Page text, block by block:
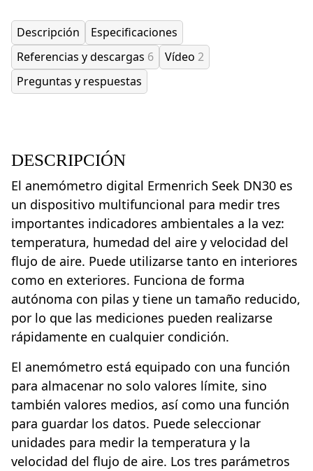
Descripción
Especificaciones
Referencias y descargas 6 Vídeo 2
Preguntas y respuestas
DESCRIPCIÓN
El anemómetro digital Ermenrich Seek DN30 es
un dispositivo multifuncional para medir tres
importantes indicadores ambientales a la vez:
temperatura, humedad del aire y velocidad del
flujo de aire. Puede utilizarse tanto en interiores
como en exteriores. Funciona de forma
autónoma con pilas y tiene un tamaño reducido,
por lo que las mediciones pueden realizarse
rápidamente en cualquier condición.
El anemómetro está equipado con una función
para almacenar no solo valores límite, sino
también valores medios, así como una función
para guardar los datos. Puede seleccionar
unidades para medir la temperatura y la
velocidad del flujo de aire. Los tres parámetros